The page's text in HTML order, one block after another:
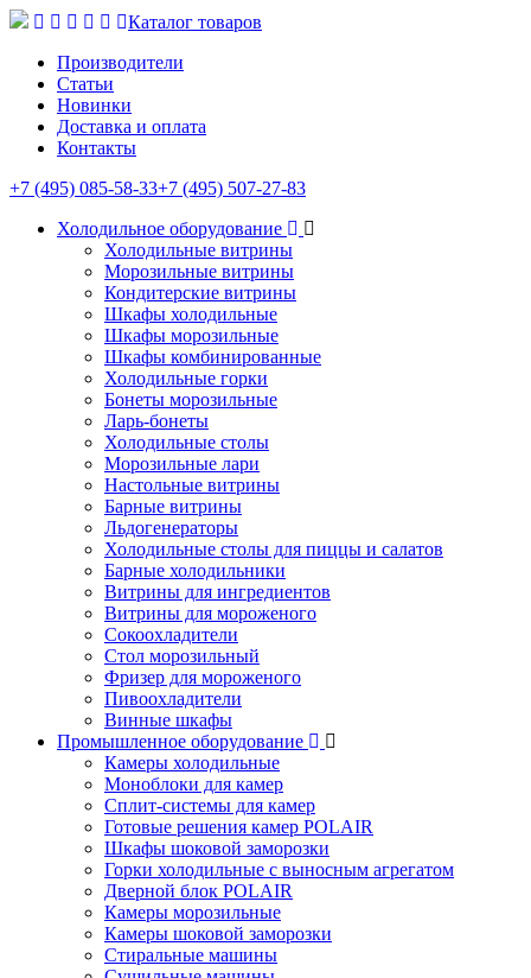
Каталог товаров
Производители
Статьи
Новинки
Доставка и оплата
Контакты
+7 (495) 085-58-33+7 (495) 507-27-83
Холодильное оборудование
Холодильные витрины
Морозильные витрины
Кондитерские витрины
Шкафы холодильные
Шкафы морозильные
Шкафы комбинированные
Холодильные горки
Бонеты морозильные
Ларь-бонеты
Холодильные столы
Морозильные лари
Настольные витрины
Барные витрины
Льдогенераторы
Холодильные столы для пиццы и салатов
Барные холодильники
Витрины для ингредиентов
Витрины для мороженого
Сокоохладители
Стол морозильный
Фризер для мороженого
Пивоохладители
Винные шкафы
Промышленное оборудование
Камеры холодильные
Моноблоки для камер
Сплит-системы для камер
Готовые решения камер POLAIR
Шкафы шоковой заморозки
Горки холодильные с выносным агрегатом
Дверной блок POLAIR
Камеры морозильные
Камеры шоковой заморозки
Стиральные машины